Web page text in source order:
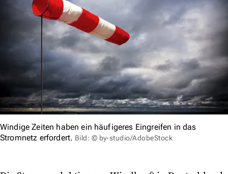
Windige Zeiten haben ein häufigeres Eingreifen in das
Stromnetz erfordert. Bild: © by-studio/AdobeStock